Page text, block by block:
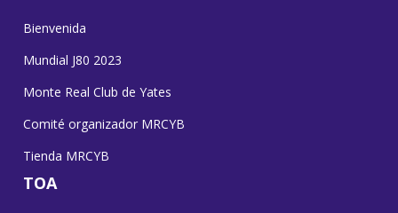
Bienvenida
Mundial J80 2023
Monte Real Club de Yates
Comité organizador MRCYB
Tienda MRCYB
TOA